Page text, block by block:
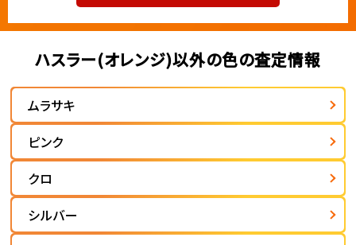
ハスラー(オレンジ)以外の色の査定情報
ムラサキ
ピンク
クロ
シルバー